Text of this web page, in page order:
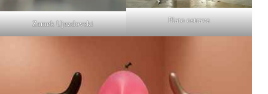
Zamek Ujezdovski Plato ostrava